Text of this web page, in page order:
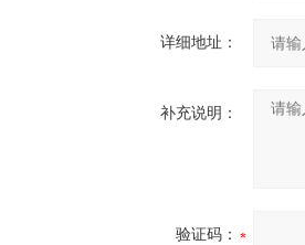
详细地址：
补充说明：
验证码：